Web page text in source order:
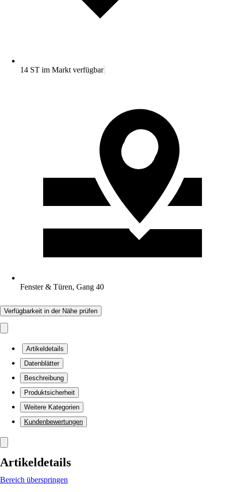
14 ST im Markt verfügbar
Fenster & Türen, Gang 40
Verfügbarkeit in der Nähe prüfen
Artikeldetails
Datenblätter
Beschreibung
Produktsicherheit
Weitere Kategorien
Kundenbewertungen
Artikeldetails
Bereich überspringen